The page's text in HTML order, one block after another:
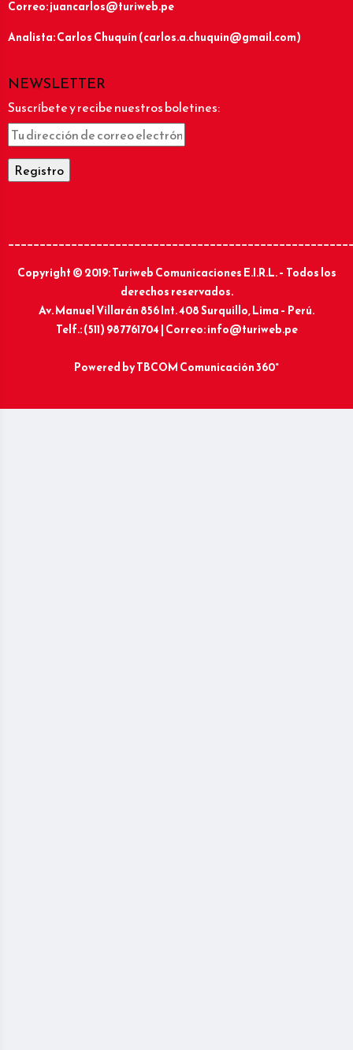
Correo: juancarlos@turiweb.pe
Analista: Carlos Chuquín (carlos.a.chuquin@gmail.com)
NEWSLETTER
Suscríbete y recibe nuestros boletines:
Copyright © 2019: Turiweb Comunicaciones E.I.R.L. – Todos los
derechos reservados.
Av. Manuel Villarán 856 Int. 408 Surquillo, Lima – Perú.
Telf.: (511) 987761704 | Correo: info@turiweb.pe
Powered byTBCOM Comunicación 360°